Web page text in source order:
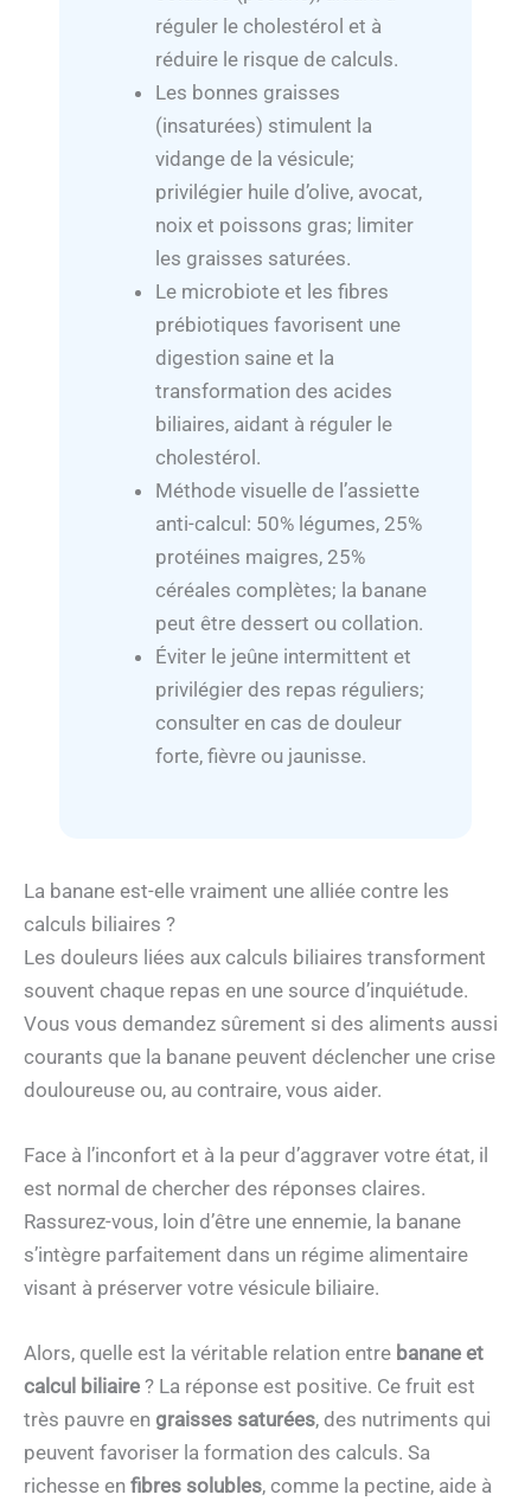
réguler le cholestérol et à
réduire le risque de calculs.
Les bonnes graisses
(insaturées) stimulent la
vidange de la vésicule;
privilégier huile d’olive, avocat,
noix et poissons gras; limiter
les graisses saturées.
Le microbiote et les fibres
prébiotiques favorisent une
digestion saine et la
transformation des acides
biliaires, aidant à réguler le
cholestérol.
Méthode visuelle de l’assiette
anti-calcul: 50% légumes, 25%
protéines maigres, 25%
céréales complètes; la banane
peut être dessert ou collation.
Éviter le jeûne intermittent et
privilégier des repas réguliers;
consulter en cas de douleur
forte, fièvre ou jaunisse.
La banane est-elle vraiment une alliée contre les
calculs biliaires ?
Les douleurs liées aux calculs biliaires transforment
souvent chaque repas en une source d’inquiétude.
Vous vous demandez sûrement si des aliments aussi
courants que la banane peuvent déclencher une crise
douloureuse ou, au contraire, vous aider.
Face à l’inconfort et à la peur d’aggraver votre état, il
est normal de chercher des réponses claires.
Rassurez-vous, loin d’être une ennemie, la banane
s’intègre parfaitement dans un régime alimentaire
visant à préserver votre vésicule biliaire.
Alors, quelle est la véritable relation entre banane et
calcul biliaire ? La réponse est positive. Ce fruit est
très pauvre en graisses saturées, des nutriments qui
peuvent favoriser la formation des calculs. Sa
richesse en fibres solubles, comme la pectine, aide à